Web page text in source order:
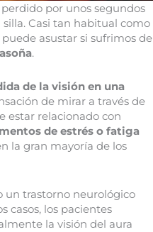
por unos segundos
Casi tan habitual como
asustar si sufrimos de
.
de la visión en una
de mirar a través de
estar relacionado con
de estrés o fatiga
la gran mayoría de los
un trastorno neurológico
casos, los pacientes
la visión del aura